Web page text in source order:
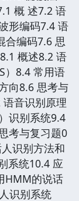
概 述7.2 语
形编码7.4 语
合编码7.6 思
概述8.2 语
）8.4 常用语
向8.6 思考与
音识别原理
识别系统9.4
考与复习题0
识别方法和
系统10.4 应
HMM的说话
识别系统